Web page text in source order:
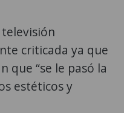
criticada ya que
que “se le pasó la
estéticos y